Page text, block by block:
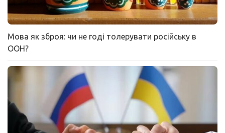
Мова як зброя: чи не годі толерувати російську в
ООН?